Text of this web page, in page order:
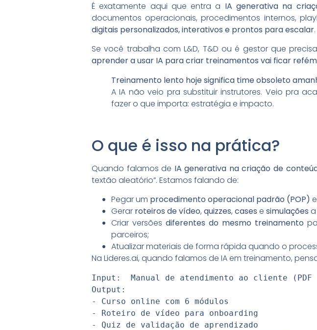
É exatamente aqui que entra a IA generativa na
documentos operacionais, procedimentos internos,
digitais personalizados, interativos e prontos para escalar.
Se você trabalha com L&D, T&D ou é gestor que
aprender a usar IA para criar treinamentos vai ficar
Treinamento lento hoje significa time obsoleto
A IA não veio pra substituir instrutores. Veio pra
fazer o que importa: estratégia e impacto.
O que é isso na prática?
Quando falamos de IA generativa na criação de
textão aleatório”. Estamos falando de:
Pegar um procedimento operacional padrão (POP)
Gerar roteiros de vídeo, quizzes, cases e simulações
Criar versões diferentes do mesmo treinamento
parceiros;
Atualizar materiais de forma rápida quando o
Na Lideres.ai, quando falamos de IA em treinamento,
Input:  Manual de atendimento ao cliente (PDF
Output:
- Curso online com 6 módulos
- Roteiro de vídeo para onboarding
- Quiz de validação de aprendizado